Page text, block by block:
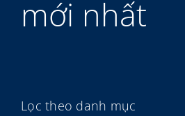
Phòng tin tức
Liên hệ với chúng tôi
mới nhất
Lọc theo danh mục